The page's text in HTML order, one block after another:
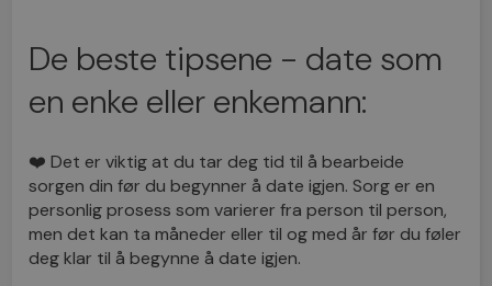
De beste tipsene - date som
en enke eller enkemann:
❤️ Det er viktig at du tar deg tid til å bearbeide
sorgen din før du begynner å date igjen. Sorg er en
personlig prosess som varierer fra person til person,
men det kan ta måneder eller til og med år før du føler
deg klar til å begynne å date igjen.